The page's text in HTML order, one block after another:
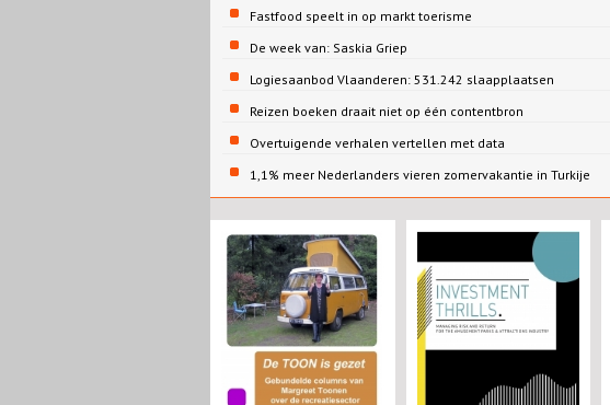
Fastfood speelt in op markt toerisme
De week van: Saskia Griep
Logiesaanbod Vlaanderen: 531.242 slaapplaatsen
Reizen boeken draait niet op één contentbron
Overtuigende verhalen vertellen met data
1,1% meer Nederlanders vieren zomervakantie in Turkije